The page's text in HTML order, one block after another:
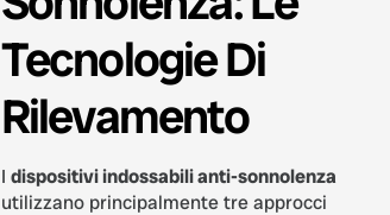
Tecnologie Di
Rilevamento
I dispositivi indossabili anti-sonnolenza
utilizzano principalmente tre approcci